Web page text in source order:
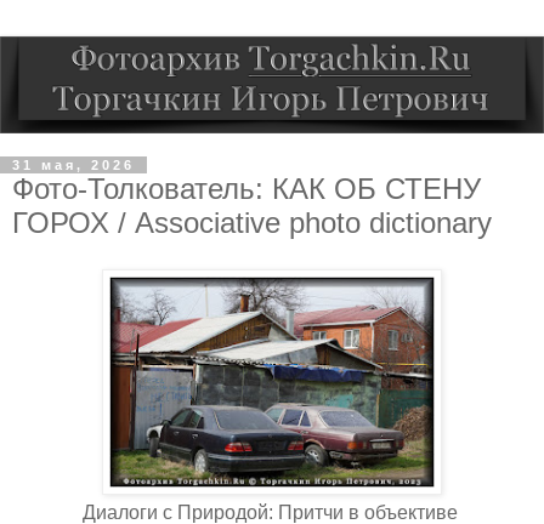
31 мая, 2026
Фото-Толкователь: КАК ОБ СТЕНУ
ГОРОХ / Associative photo dictionary
Диалоги с Природой: Притчи в объективе